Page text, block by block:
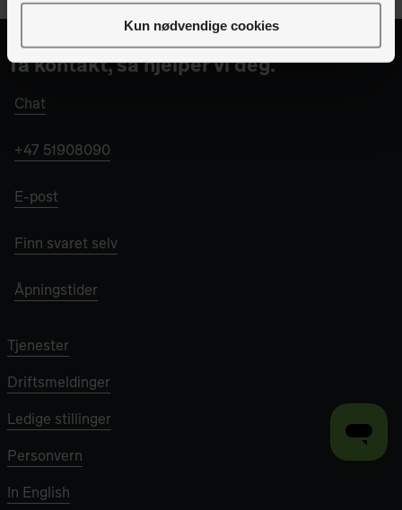
Kun nødvendige cookies
Ta kontakt, så hjelper vi deg.
Chat
+47 51908090
E-post
Finn svaret selv
Åpningstider
Tjenester
Driftsmeldinger
Ledige stillinger
Personvern
In English